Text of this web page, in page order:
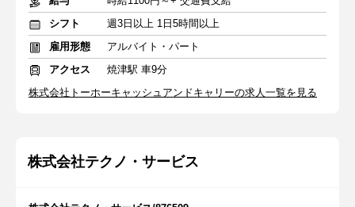
シフト
週3日以上 1日5時間以上
雇用形態
アルバイト・パート
アクセス
焼津駅 車9分
株式会社トーホーキャッシュアンドキャリーの求人一覧を見る
株式会社テクノ・サービス